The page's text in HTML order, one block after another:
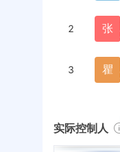
2 张
3 瞿
实际控制人